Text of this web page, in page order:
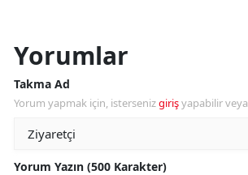
Yorumlar
Takma Ad
Yorum yapmak için, istersenizgirişyapabilir veya
Yorum Yazın (500 Karakter)